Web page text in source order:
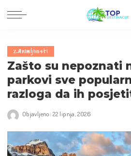
Zanimljivosti
Zašto su nepoznati
parkovi sve
razloga da ih
Objavljeno: 22 lipnja, 2026